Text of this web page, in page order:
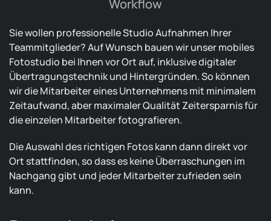
Workflow
Sie wollen professionelle Studio Aufnahmen Ihrer
Teammitglieder? Auf Wunsch bauen wir unser mobiles
Fotostudio bei Ihnen vor Ort auf, inklusive digitaler
Übertragungstechnik und Hintergründen. So können
wir die Mitarbeiter eines Unternehmens mit minimalem
Zeitaufwand, aber maximaler Qualität Zeitersparnis für
die einzelen Mitarbeiter fotografieren.
Die Auswahl des richtigen Fotos kann dann direkt vor
Ort stattfinden, so dass es keine Überraschungen im
Nachgang gibt und jeder Mitarbeiter zufrieden sein
kann.